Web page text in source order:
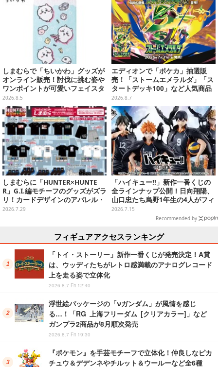
しまむらで「ちいかわ」グッズが
オンライン販売！討伐に挑む姿や
ワンポイントが可愛いフェイスタ
オル、バスマットなど全14種
2026.8.5
エディオンで「ポケカ」抽選販
売！「ストームエメラルダ」「ス
タートデッキ100」など人気商品
が対象
2026.8.7
しまむらに「HUNTER×HUNTE
R」G.I.編モチーフのグッズがズラ
リ！カードデザインのアパレル・
雑貨、ゴレイヌの「オレが3人分
2026.7.29
「ハイキュー!!」新作一番くじの
全ラインナップ公開！日向翔陽、
山口忠たち烏野1年生の4人がフィ
ギュアで集合
2026.7.15
Recommended by
フィギュアアクセスランキング
「トイ・ストーリー」新作一番くじが発売決定！A賞
は、ウッディたちがレトロ感満載のアナログレコード
上を走る姿で立体化
2026.8.7 Fri 12:40
浮世絵パッケージの「νガンダム」が風情を感じ
る…！「RG 上海フリーダム [クリアカラー]」など
ガンプラ2商品が8月順次発売
2026.8.7 Fri 19:30
『ポケモン』を手芸モチーフで立体化！仲良しなピカ
チュウ＆デデンネやチルット＆ウールーなど全6種